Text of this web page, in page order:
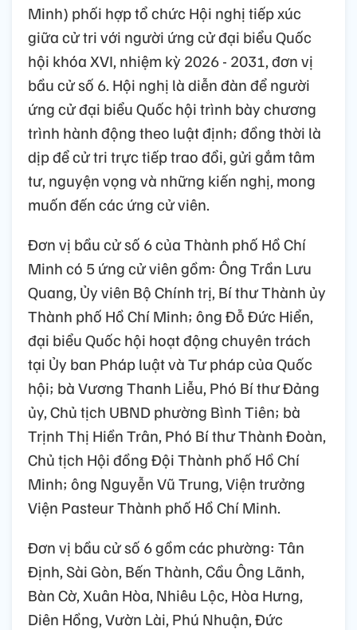
Minh) phối hợp tổ chức Hội nghị tiếp xúc
giữa cử tri với người ứng cử đại biểu Quốc
hội khóa XVI, nhiệm kỳ 2026 - 2031, đơn vị
bầu cử số 6. Hội nghị là diễn đàn để người
ứng cử đại biểu Quốc hội trình bày chương
trình hành động theo luật định; đồng thời là
dịp để cử tri trực tiếp trao đổi, gửi gắm tâm
tư, nguyện vọng và những kiến nghị, mong
muốn đến các ứng cử viên.
Đơn vị bầu cử số 6 của Thành phố Hồ Chí
Minh có 5 ứng cử viên gồm: Ông Trần Lưu
Quang, Ủy viên Bộ Chính trị, Bí thư Thành ủy
Thành phố Hồ Chí Minh; ông Đỗ Đức Hiển,
đại biểu Quốc hội hoạt động chuyên trách
tại Ủy ban Pháp luật và Tư pháp của Quốc
hội; bà Vương Thanh Liễu, Phó Bí thư Đảng
ủy, Chủ tịch UBND phường Bình Tiên; bà
Trịnh Thị Hiền Trân, Phó Bí thư Thành Đoàn,
Chủ tịch Hội đồng Đội Thành phố Hồ Chí
Minh; ông Nguyễn Vũ Trung, Viện trưởng
Viện Pasteur Thành phố Hồ Chí Minh.
Đơn vị bầu cử số 6 gồm các phường: Tân
Định, Sài Gòn, Bến Thành, Cầu Ông Lãnh,
Bàn Cờ, Xuân Hòa, Nhiêu Lộc, Hòa Hưng,
Diên Hồng, Vườn Lài, Phú Nhuận, Đức